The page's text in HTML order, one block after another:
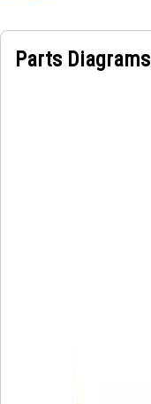
Parts Diagrams